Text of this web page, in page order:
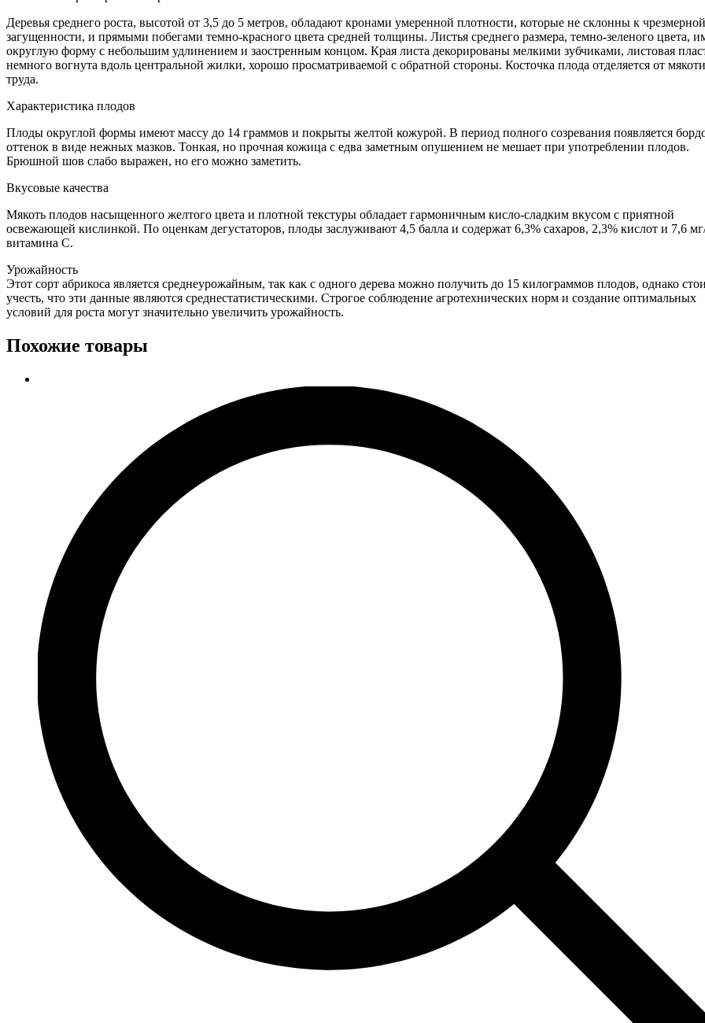
Деревья среднего роста, высотой от 3,5 до 5 метров, обладают кронами умеренной плотности, которые не склонны к чрезмерной
загущенности, и прямыми побегами темно-красного цвета средней толщины. Листья среднего размера, темно-зеленого цвета,
округлую форму с небольшим удлинением и заостренным концом. Края листа декорированы мелкими зубчиками, листовая
немного вогнута вдоль центральной жилки, хорошо просматриваемой с обратной стороны. Косточка плода отделяется от
труда.
Характеристика плодов
Плоды округлой формы имеют массу до 14 граммов и покрыты желтой кожурой. В период полного созревания появляется
оттенок в виде нежных мазков. Тонкая, но прочная кожица с едва заметным опушением не мешает при употреблении плодов.
Брюшной шов слабо выражен, но его можно заметить.
Вкусовые качества
Мякоть плодов насыщенного желтого цвета и плотной текстуры обладает гармоничным кисло-сладким вкусом с приятной
освежающей кислинкой. По оценкам дегустаторов, плоды заслуживают 4,5 балла и содержат 6,3% сахаров, 2,3% кислот и 7,6
витамина С.
Урожайность
Этот сорт абрикоса является среднеурожайным, так как с одного дерева можно получить до 15 килограммов плодов, однако
учесть, что эти данные являются среднестатистическими. Строгое соблюдение агротехнических норм и создание оптимальных
условий для роста могут значительно увеличить урожайность.
Похожие товары